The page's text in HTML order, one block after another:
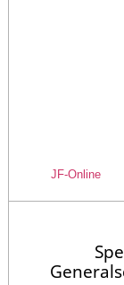
JF-Online